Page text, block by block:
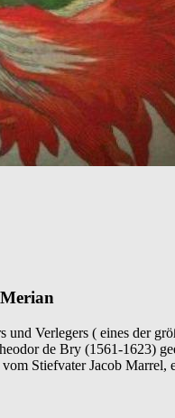
Verlegers ( eines der
de Bry (1561-1623)
Stiefvater Jacob Marrel,